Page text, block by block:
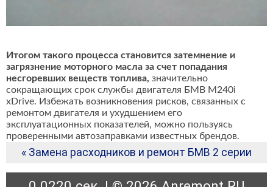
Итогом такого процесса становится затемнение и
загрязнение моторного масла за счет попадания
несгоревших веществ топлива, значительно
сокращающих срок службы двигателя БМВ M240i
xDrive. Избежать возникновения рисков, связанных с
ремонтом двигателя и ухудшением его
эксплуатационных показателей, можно пользуясь
проверенными автозаправками известных брендов.
« Замена расходников и ремонт БМВ 2 серии